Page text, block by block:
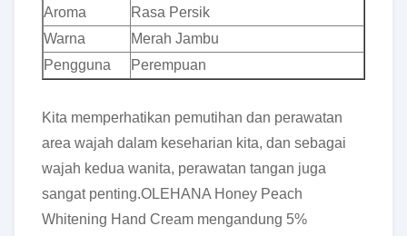
Aroma
Rasa Persik
Warna
Merah Jambu
Pengguna
Perempuan
Kita memperhatikan pemutihan dan perawatan
area wajah dalam keseharian kita, dan sebagai
wajah kedua wanita, perawatan tangan juga
sangat penting.OLEHANA Honey Peach
Whitening Hand Cream mengandung 5%